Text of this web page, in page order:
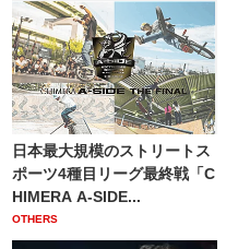
日本最大規模のストリートス
ポーツ4種目リーグ最終戦「C
HIMERA A-SIDE...
OTHERS